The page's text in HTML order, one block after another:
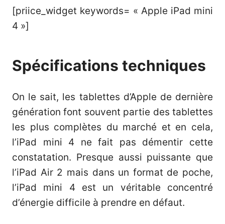
[priice_widget keywords= « Apple iPad mini
4 »]
Spécifications techniques
On le sait, les tablettes d’Apple de dernière
génération font souvent partie des tablettes
les plus complètes du marché et en cela,
l’iPad mini 4 ne fait pas démentir cette
constatation. Presque aussi puissante que
l’iPad Air 2 mais dans un format de poche,
l’iPad mini 4 est un véritable concentré
d’énergie difficile à prendre en défaut.